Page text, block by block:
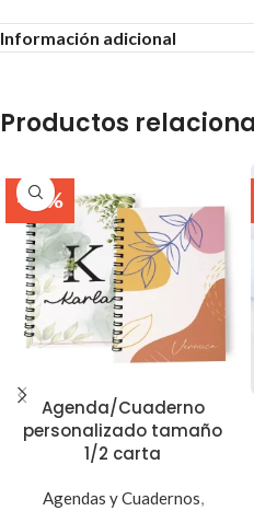
Información adicional
Productos
-38%
Agenda/Cuaderno
personalizado tamaño
1/2 carta
Agendas y Cuadernos,